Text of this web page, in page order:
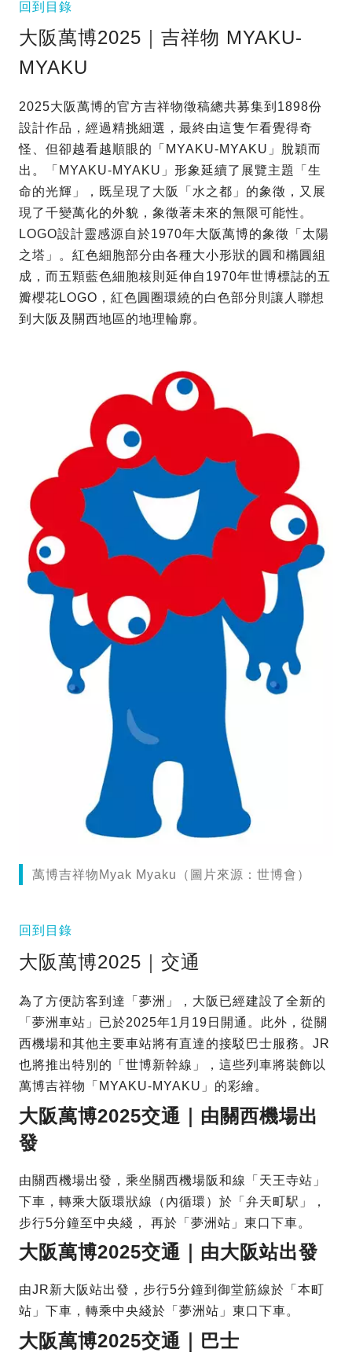
回到目錄
大阪萬博2025｜吉祥物 MYAKU-
MYAKU
2025大阪萬博的官方吉祥物徵稿總共募集到1898份
設計作品，經過精挑細選，最終由這隻乍看覺得奇
怪、但卻越看越順眼的「MYAKU-MYAKU」脫穎而
出。「MYAKU-MYAKU」形象延續了展覽主題「生
命的光輝」，既呈現了大阪「水之都」的象徵，又展
現了千變萬化的外貌，象徵著未來的無限可能性。
LOGO設計靈感源自於1970年大阪萬博的象徵「太陽
之塔」。紅色細胞部分由各種大小形狀的圓和橢圓組
成，而五顆藍色細胞核則延伸自1970年世博標誌的五
瓣櫻花LOGO，紅色圓圈環繞的白色部分則讓人聯想
到大阪及關西地區的地理輪廓。
萬博吉祥物Myak Myaku（圖片來源：世博會）
回到目錄
大阪萬博2025｜交通
為了方便訪客到達「夢洲」，大阪已經建設了全新的
「夢洲車站」已於2025年1月19日開通。此外，從關
西機場和其他主要車站將有直達的接駁巴士服務。JR
也將推出特別的「世博新幹線」，這些列車將裝飾以
萬博吉祥物「MYAKU-MYAKU」的彩繪。
大阪萬博2025交通｜由關西機場出
發
由關西機場出發，乘坐關西機場阪和線「天王寺站」
下車，轉乘大阪環狀線（內循環）於「弁天町駅」，
步行5分鐘至中央綫， 再於「夢洲站」東口下車。
大阪萬博2025交通｜由大阪站出發
由JR新大阪站出發，步行5分鐘到御堂筋線於「本町
站」下車，轉乘中央綫於「夢洲站」東口下車。
大阪萬博2025交通｜巴士